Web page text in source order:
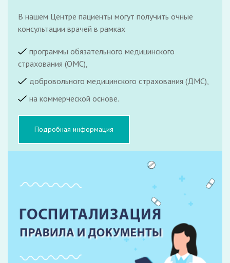
В нашем Центре пациенты могут получить очные
консультации врачей в рамках
программы обязательного медицинского
страхования (ОМС),
добровольного медицинского страхования (ДМС),
на коммерческой основе.
Подробная информация